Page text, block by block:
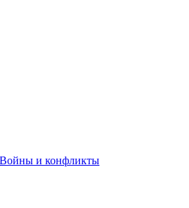
Войны и конфликты